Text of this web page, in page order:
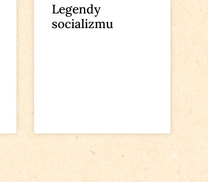
Legendy
socializmu